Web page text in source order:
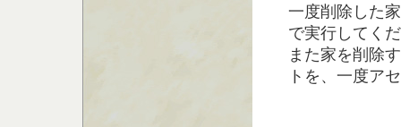
一度削除した
で実行してく
また家を削除
トを、一度ア